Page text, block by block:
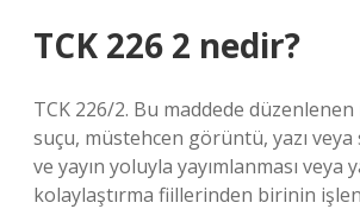
TCK 226 2 nedir?
TCK 226/2. Bu maddede
suçu, müstehcen görüntü, yazı veya
ve yayın yoluyla yayımlanması veya
kolaylaştırma fiillerinden birinin